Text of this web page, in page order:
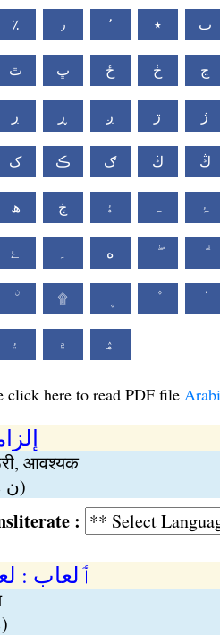
٪ ٫ ٬ ٭ ٮ
ٿ ڀ ځ ڂ ڃ
ڔ ڕ ږ ڗ ژ
ک ڪ ګ ڬ ڭ
ھ ڿ ۀ ۂ
ۓ ە
۩
۽ ۾ ۿ
click here to read PDF file
आवश्यक
(ن مذ)
:
ٲلعاب :
(مذ)